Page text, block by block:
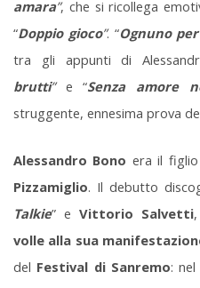
amara”, che si ricollega
“Doppio gioco”. “Ognuno
tra gli appunti di
brutti”e “Senza amore
struggente, ennesima prova
Alessandro Bono era il
Pizzamiglio. Il debutto
Talkie” e Vittorio Salvetti,
volle alla sua
del Festival di Sanremo: